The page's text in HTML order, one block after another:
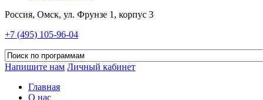
Россия, Омск, ул. Фрунзе 1, корпус 3
+7 (495) 105-96-04
Напишите нам Личный кабинет
Главная
О нас